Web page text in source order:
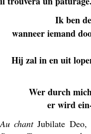
Ik ben
wanneer iemand
Hij zal in en uit
Wer durch
er wird
Au chantJubilate Deo,